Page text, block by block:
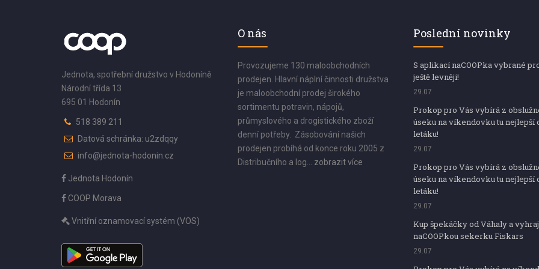
Jednota, spotřební družstvo v Hodoníně
Národní třída 13
695 01 Hodonín
518 389 211
Datová schránka: u2zdqqy
info@jednota-hodonin.cz
Jednota Hodonín
COOP Morava
Vnitřní oznamovací systém (VOS)
O nás
Provozujeme 130 maloobchodních
prodejen. Hlavní náplní činnosti družstva
je maloobchodní prodej širokého
sortimentu potravin, nápojů,
průmyslového a drogistického zboží
denní potřeby. Zásobování našich
prodejen probíhá od konce roku 2005 z
Distribučního a log... zobrazit více
Poslední novinky
S aplikací naCOOPka vybrané
ještě levněji!
29.07
Prokop pro Vás vybírá z
úseku na víkendovku tu nejlepší
letáku!
29.07
Prokop pro Vás vybírá z
úseku na víkendovku tu nejlepší
letáku!
29.07
Kup špekáčky od Váhaly a
naCOOPkou sekerku Fiskars
29.07